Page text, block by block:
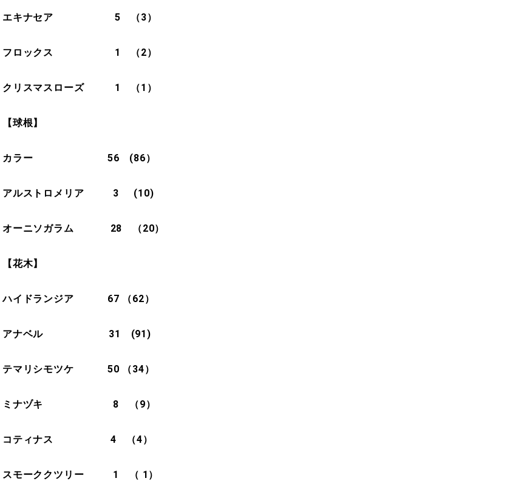
エキナセア 5 （3）
フロックス 1 （2）
クリスマスローズ 1 （1）
【球根】
カラー 56 (86）
アルストロメリア 3 (10)
オーニソガラム 28 （20）
【花木】
ハイドランジア 67 （62）
アナベル 31 (91)
テマリシモツケ 50 （34）
ミナヅキ 8 （9）
コティナス 4 （4）
スモーククツリー 1 （ 1）